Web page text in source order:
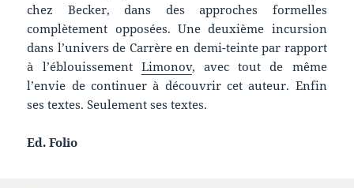
chez Becker, dans des approches formelles
complètement opposées. Une deuxième incursion
dans l’univers de Carrère en demi-teinte par rapport
à l’éblouissement Limonov, avec tout de même
l’envie de continuer à découvrir cet auteur. Enfin
ses textes. Seulement ses textes.
Ed. Folio